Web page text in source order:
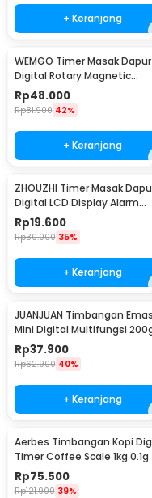
+ Keranjang
WEMGO Timer Masak Dapur
Digital Rotary Magnetic
Kitchen Countdown - H-217
Rp48.000
Rp81.900 42%
+ Keranjang
ZHOUZHI Timer Masak
Digital LCD Display Alarm
Kitchen Countdown - ZK-
Rp19.600
Rp30.000 35%
+ Keranjang
JUANJUAN Timbangan Emas
Mini Digital Multifungsi
0.01g - ATP136
Rp37.900
Rp62.900 40%
+ Keranjang
Aerbes Timbangan Kopi
Timer Coffee Scale 1kg 0.1g
CX1000G
Rp75.500
Rp121.900 39%